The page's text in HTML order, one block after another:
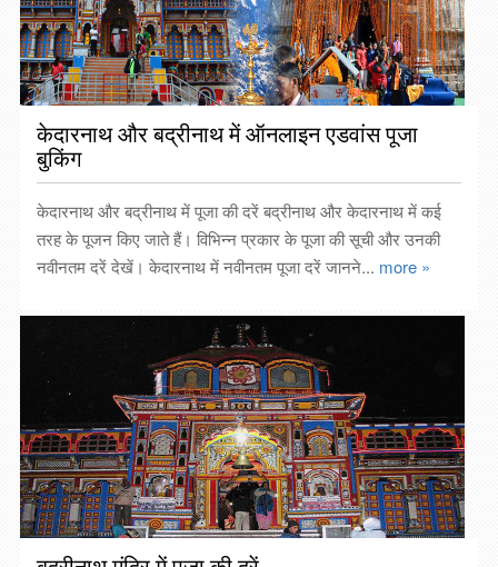
केदारनाथ और बद्रीनाथ में ऑनलाइन एडवांस पूजा
बुकिंग
केदारनाथ और बद्रीनाथ में पूजा की दरें बद्रीनाथ और केदारनाथ में कई
तरह के पूजन किए जाते हैं। विभिन्न प्रकार के पूजा की सूची और उनकी
नवीनतम दरें देखें। केदारनाथ में नवीनतम पूजा दरें जानने... more »